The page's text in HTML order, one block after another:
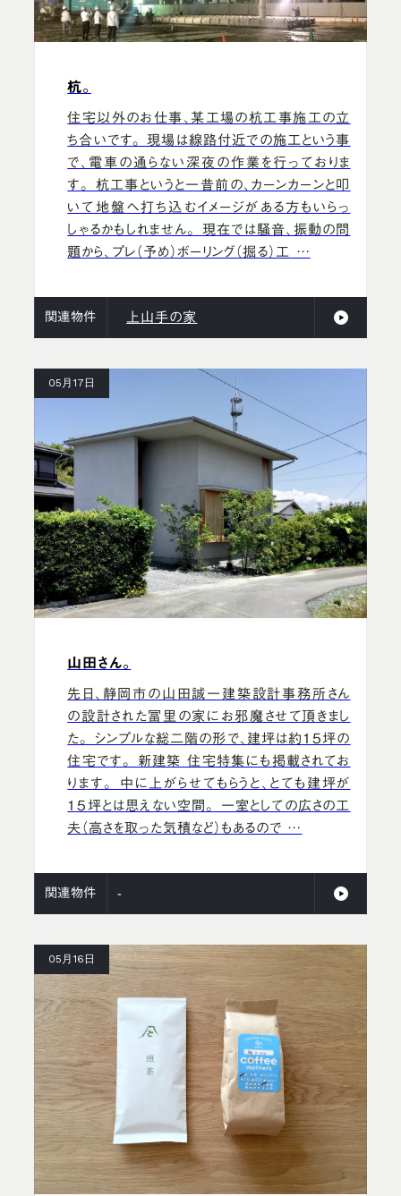
杭。
住宅以外のお仕事、某工場の杭工事施工の立
ち合いです。 現場は線路付近での施工という事
で、電車の通らない深夜の作業を行っておりま
す。 杭工事というと一昔前の、カーンカーンと叩
いて地盤へ打ち込むイメージがある方もいらっ
しゃるかもしれません。 現在では騒音、振動の問
題から、プレ（予め）ボーリング（掘る）工 …
関連物件 上山手の家
05月17日
山田さん。
先日、静岡市の山田誠一建築設計事務所さん
の設計された冨里の家にお邪魔させて頂きまし
た。 シンプルな総二階の形で、建坪は約15坪の
住宅です。 新建築 住宅特集にも掲載されてお
ります。 中に上がらせてもらうと、とても建坪が
15坪とは思えない空間。 一室としての広さの工
夫（高さを取った気積など）もあるので …
関連物件 -
05月16日